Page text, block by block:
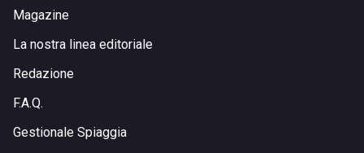
Magazine
La nostra linea editoriale
Redazione
F.A.Q.
Gestionale Spiaggia